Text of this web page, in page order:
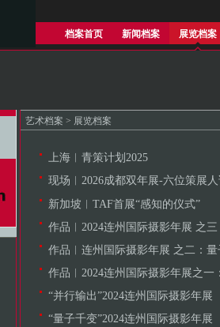
档案首页 新闻档案 展览档案
艺术档案 > 展览档案
上海︱青策计划2025
现场︱2026成都双年展-六位策展
新加坡︱TAF首展“感知的仪式”
作品︱2024连州国际摄影年展 之
作品︱连州国际摄影年展 之二：
作品︱2024连州国际摄影年展之一
“并行输出”2024连州国际摄影年展
“量子千变”2024连州国际摄影年展